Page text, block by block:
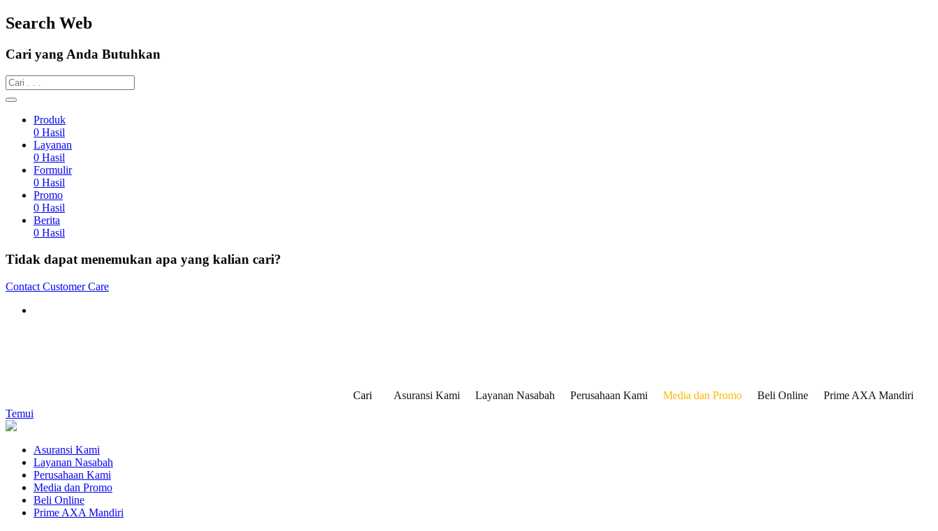
Search Web
Cari yang Anda Butuhkan
Produk
0 Hasil
Layanan
0 Hasil
Formulir
0 Hasil
Promo
0 Hasil
Berita
0 Hasil
Tidak dapat menemukan apa yang kalian cari?
Contact Customer Care
Cari Asuransi Kami Layanan Nasabah Perusahaan Kami Media dan Promo Beli Online
Prime AXA Mandiri
Temui
Asuransi Kami
Layanan Nasabah
Perusahaan Kami
Media dan Promo
Beli Online
Prime AXA Mandiri